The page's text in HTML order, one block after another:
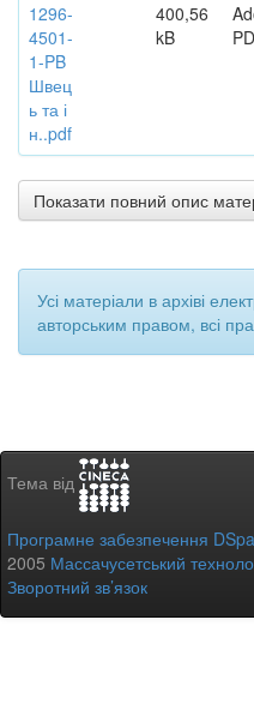
1296-
4501-
1-PB
Швец
ь та і
н..pdf
400,56
kB
Показати повний опис
Усі матеріали в архіві
авторським правом, всі
Тема від
Програмне забезпечення
2005 Массачусетський
Зворотний зв’язок